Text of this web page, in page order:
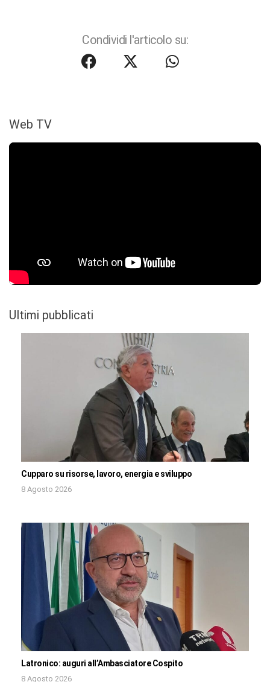
Condividi l'articolo su:
Web TV
Ultimi pubblicati
Cupparo su risorse, lavoro, energia e sviluppo
8 Agosto 2026
Latronico: auguri all’Ambasciatore Cospito
8 Agosto 2026